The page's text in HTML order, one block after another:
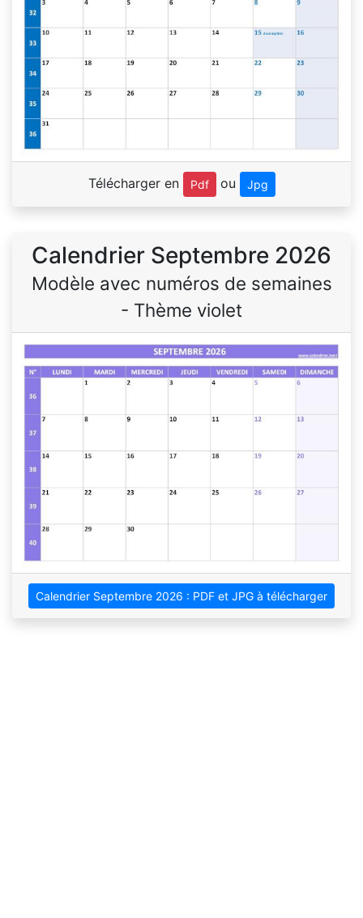
Télécharger en Pdf ou Jpg
Calendrier Septembre 2026
Modèle avec numéros de semaines
- Thème violet
Calendrier Septembre 2026 : PDF et JPG à télécharger